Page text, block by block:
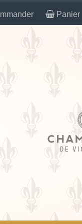
Panier